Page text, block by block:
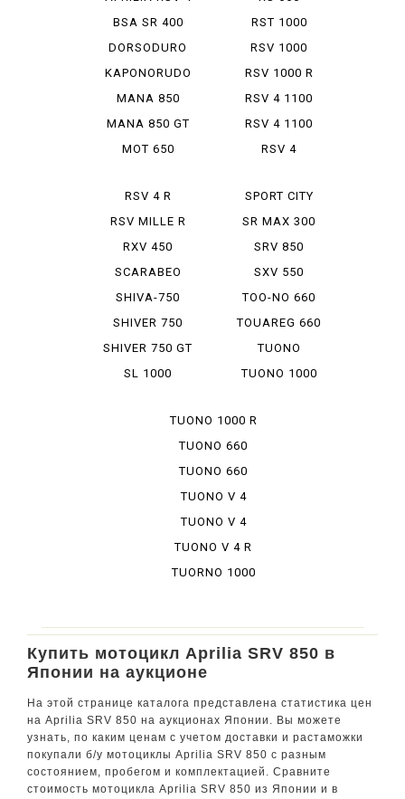
110...
BSA SR 400
DORSODURO
750
KAPONORUDO
1200
MANA 850
MANA 850 GT
MOT 650
RST 1000
FUTURA
RSV 1000
MILLE
RSV 1000 R
MILLE
RSV 4 1100
FACTORY
RSV 4 1100
FAKUTO
RSV 4
RSV 4 R
RSV MILLE R
RXV 450
SCARABEO
400 IE
SHIVA-750
SHIVER 750
SHIVER 750 GT
SL 1000
SPORT CITY
CUBE ...
SR MAX 300
SRV 850
SXV 550
TOO-NO 660
TOUAREG 660
TUONO
FACTORY 1100
TUONO 1000
TUONO 1000 R
TUONO 660
TUONO 660
FACTORY
TUONO V 4
1100 FAKU
TUONO V 4
FACTORY
TUONO V 4 R
APRC
TUORNO 1000
Купить мотоцикл Aprilia SRV 850 в
Японии на аукционе
На этой странице каталога представлена статистика цен
на Aprilia SRV 850 на аукционах Японии. Вы можете
узнать, по каким ценам с учетом доставки и растаможки
покупали б/у мотоциклы Aprilia SRV 850 с разным
состоянием, пробегом и комплектацией. Сравните
стоимость мотоцикла Aprilia SRV 850 из Японии и в